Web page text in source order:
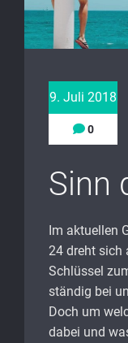
9. Juli 2018
0
Sinn
Im aktuellen
24 dreht sich
Schlüssel
ständig bei
Doch um
dabei und